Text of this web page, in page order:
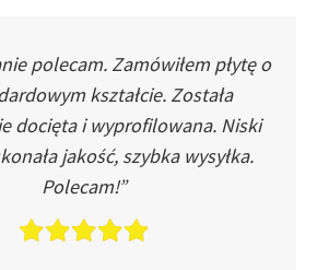
polecam. Zamówiłem płytę o
kształcie. Została
docięta i wyprofilowana. Niski
jakość, szybka wysyłka.
Polecam!”